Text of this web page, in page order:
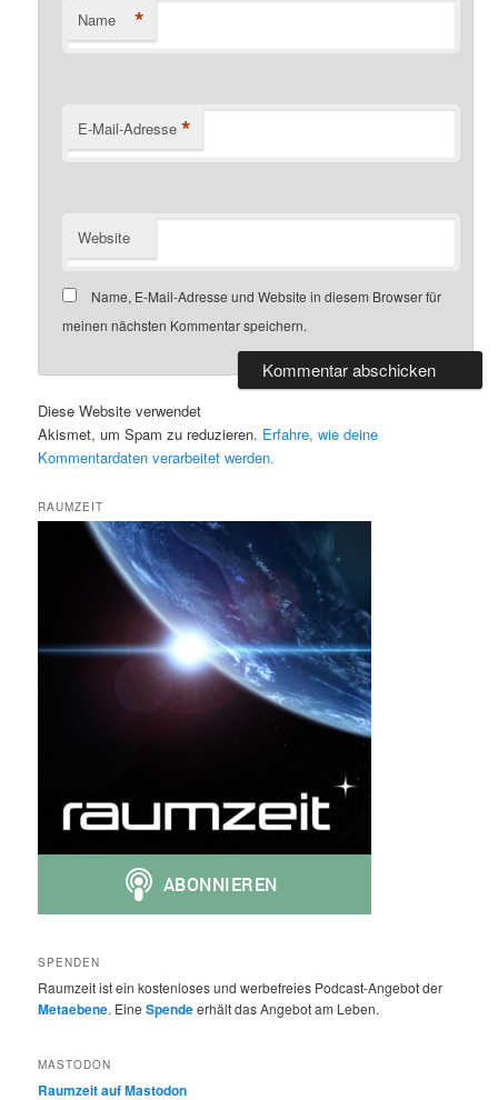
Name *
E-Mail-Adresse *
Website
Name, E-Mail-Adresse und Website in diesem Browser für
meinen nächsten Kommentar speichern.
Diese Website verwendet
Akismet, um Spam zu reduzieren. Erfahre, wie deine
Kommentardaten verarbeitet werden.
RAUMZEIT
SPENDEN
Raumzeit ist ein kostenloses und werbefreies Podcast-Angebot der
Metaebene. EineSpendeerhält das Angebot am Leben.
MASTODON
Raumzeit auf Mastodon